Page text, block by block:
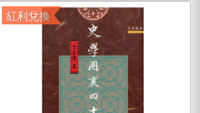
紅利兌換